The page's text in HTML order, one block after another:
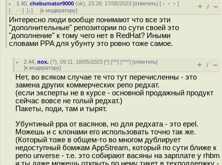
1.40 ,cheburnator9000 (ok), 23:28, 17/05/2023 [ответить] [ ﹢﹢﹢]
[ · · · ] [↓] [к модератору] + / –
Интересно люди вообще понимают что все эти
"дополнительные" репозитории по сути своей это
"дополнение" к тому чего нет в RedHat? Иными
словами PPA для убунту это ровно тоже самое.
2.44 ,пох. (?), 09:11, 18/05/2023 [^] [^^] [^^^] [ответить]
[к модератору] + / –
Нет, во всяком случае те что тут перечисленны - это
замена других коммерческих репо редхат.
(если эксперты не в курсе - основной продажный продукт
сейчас вовсе не голый редхат.)
Пакеты, поди, там и тырят.
Убунтиный ppa от васянов, но для редхата - это epel.
Можешь и с клонами его использовать точно так же.
(Который тоже в общем-то во многом дублирует
недоступный бомжам AppStream, который по сути ближе к
репо unverse - т.е. это собирают васяны на зарплате у rhbm